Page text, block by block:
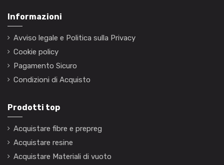
Informazioni
Avviso legale e Politica sulla Privacy
Cookie policy
Pagamento Sicuro
Condizioni di Acquisto
Prodotti top
Acquistare fibre e prepreg
Acquistare resine
Acquistare Materiali di vuoto